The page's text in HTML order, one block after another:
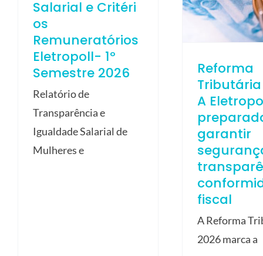
Salarial e Critéri
os
Remuneratórios
Eletropoll- 1º
Semestre 2026
Relatório de
Transparência e
Igualdade Salarial de
Mulheres e
Reforma
A
garantir
fiscal
A Reforma
2026 marca a